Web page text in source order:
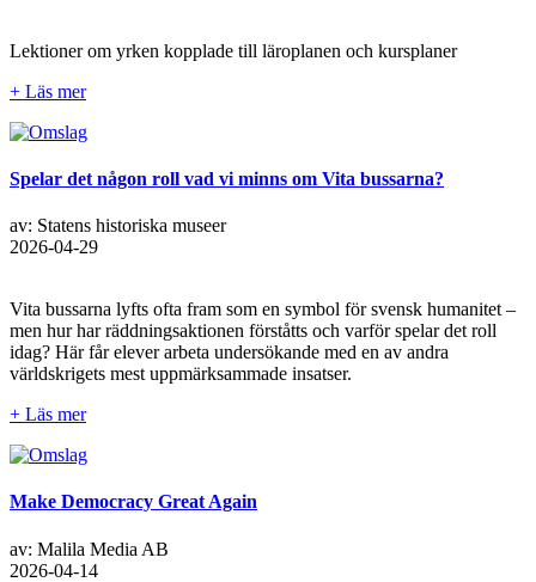
Lektioner om yrken kopplade till läroplanen och kursplaner
+ Läs mer
Spelar det någon roll vad vi minns om Vita bussarna?
av: Statens historiska museer
2026-04-29
Vita bussarna lyfts ofta fram som en symbol för svensk humanitet –
men hur har räddningsaktionen förståtts och varför spelar det roll
idag? Här får elever arbeta undersökande med en av andra
världskrigets mest uppmärksammade insatser.
+ Läs mer
Make Democracy Great Again
av: Malila Media AB
2026-04-14